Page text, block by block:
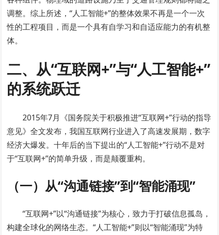
调整。综上所述，“人工智能+”的整体效果不再是一个一次
性的工程项目，而是一个具有自学习和自适应能力的有机整
体。
二、从“互联网+”与“人工智能+”
的系统跃迁
2015年7月《国务院关于积极推进“互联网+”行动的指导
意见》全文发布，我国互联网行业进入了高速发展期，数字
经济大爆发。十年后的当下提出的“人工智能+”行动不是对
于“互联网+”的简单升级，而是颠覆重构。
（一）从“沟通链接”到“智能涌现”
“互联网+”以“沟通链接”为核心，致力于打破信息孤岛，
构建全球化的网络生态。“人工智能+”则以“智能涌现”为特